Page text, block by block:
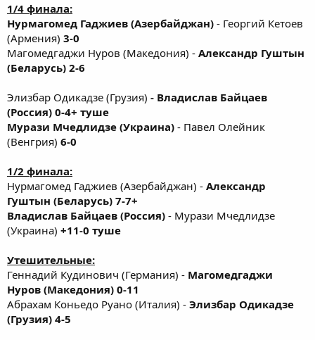
1/4 финала:
Нурмагомед Гаджиев (Азербайджан) - Георгий Кетоев
(Армения) 3-0
Магомедгаджи Нуров (Македония) - Александр Гуштын
(Беларусь) 2-6
Элизбар Одикадзе (Грузия) - Владислав Байцаев
(Россия) 0-4+ туше
Мурази Мчедлидзе (Украина) - Павел Олейник
(Венгрия) 6-0
1/2 финала:
Нурмагомед Гаджиев (Азербайджан) - Александр
Гуштын (Беларусь) 7-7+
Владислав Байцаев (Россия) - Мурази Мчедлидзе
(Украина) +11-0 туше
Утешительные:
Геннадий Кудинович (Германия) - Магомедгаджи
Нуров (Македония) 0-11
Абрахам Коньедо Руано (Италия) - Элизбар Одикадзе
(Грузия) 4-5